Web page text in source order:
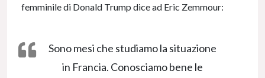
femminile di Donald Trump dice ad Eric Zemmour:
Sono mesi che studiamo la situazione
in Francia. Conosciamo bene le